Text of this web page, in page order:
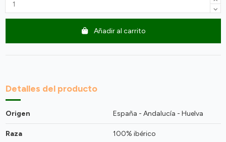
Añadir al carrito
Detalles del producto
Origen España - Andalucía - Huelva
Raza 100% ibérico